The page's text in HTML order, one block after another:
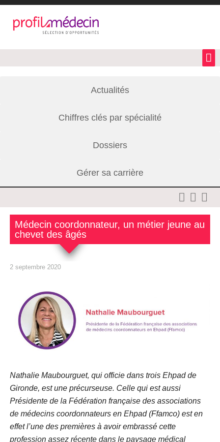
Actualités
Chiffres clés par spécialité
Dossiers
Gérer sa carrière
Médecin coordonnateur, un métier jeune au
chevet des âgés
2 septembre 2020
Nathalie Maubourguet, qui officie dans trois Ehpad de
Gironde, est une précurseuse. Celle qui est aussi
Présidente de la Fédération française des associations
de médecins coordonnateurs en Ehpad (Ffamco) est en
effet l’une des premières à avoir embrassé cette
profession assez récente dans le paysage médical